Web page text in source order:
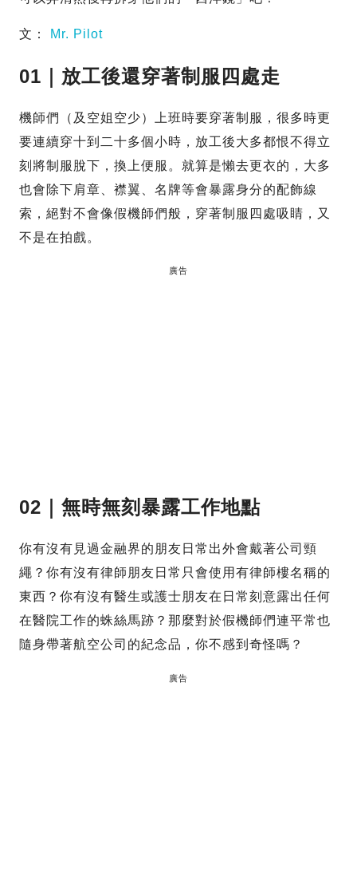
文： Mr. Pilot
01｜放工後還穿著制服四處走
機師們（及空姐空少）上班時要穿著制服，很多時更
要連續穿十到二十多個小時，放工後大多都恨不得立
刻將制服脫下，換上便服。就算是懶去更衣的，大多
也會除下肩章、襟翼、名牌等會暴露身分的配飾線
索，絕對不會像假機師們般，穿著制服四處吸睛，又
不是在拍戲。
廣告
02｜無時無刻暴露工作地點
你有沒有見過金融界的朋友日常出外會戴著公司頸
繩？你有沒有律師朋友日常只會使用有律師樓名稱的
東西？你有沒有醫生或護士朋友在日常刻意露出任何
在醫院工作的蛛絲馬跡？那麼對於假機師們連平常也
隨身帶著航空公司的紀念品，你不感到奇怪嗎？
廣告